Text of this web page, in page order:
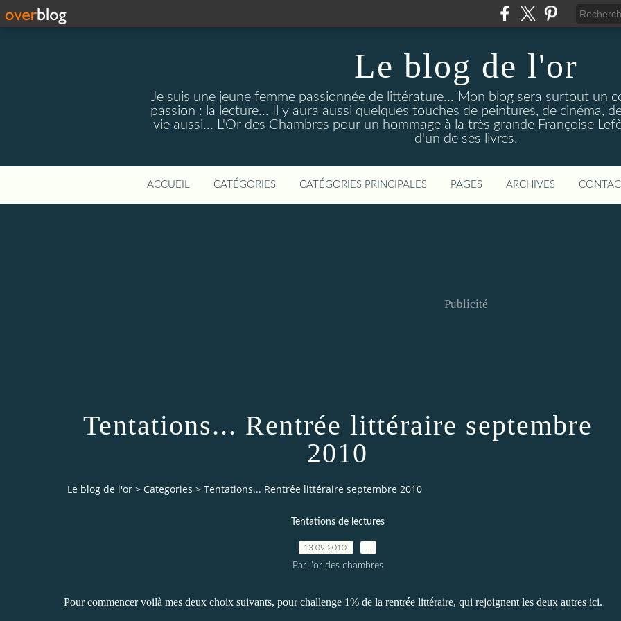
Le blog de l'or
Je suis une jeune femme passionnée de littérature... Mon blog sera surtout un
passion : la lecture... Il y aura aussi quelques touches de peintures, de cinéma,
vie aussi... L'Or des Chambres pour un hommage à la très grande Françoise
d'un de ses livres.
ACCUEIL CATÉGORIES CATÉGORIES PRINCIPALES PAGES ARCHIVES
Publicité
Tentations... Rentrée littéraire septembre
2010
Le blog de l'or > Categories > Tentations... Rentrée littéraire septembre 2010
Tentations de lectures
13.09.2010
Par l'or des chambres
Pour commencer voilà mes deux choix suivants, pour challenge 1% de la rentrée littéraire, qui rejoignent les deux autres ici.